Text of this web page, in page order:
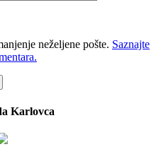
neželjene pošte. Saznajte
Karlovca